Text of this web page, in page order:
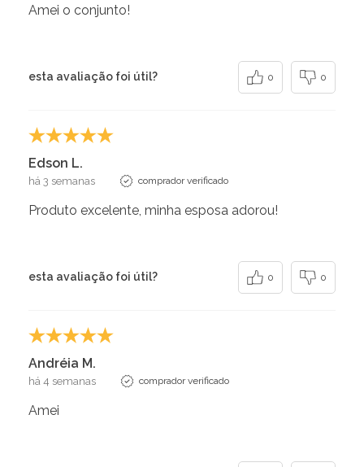
Amei o conjunto!
esta avaliação foi útil? 0 0
Edson L.
há 3 semanas comprador verificado
Produto excelente, minha esposa adorou!
esta avaliação foi útil? 0 0
Andréia M.
há 4 semanas comprador verificado
Amei